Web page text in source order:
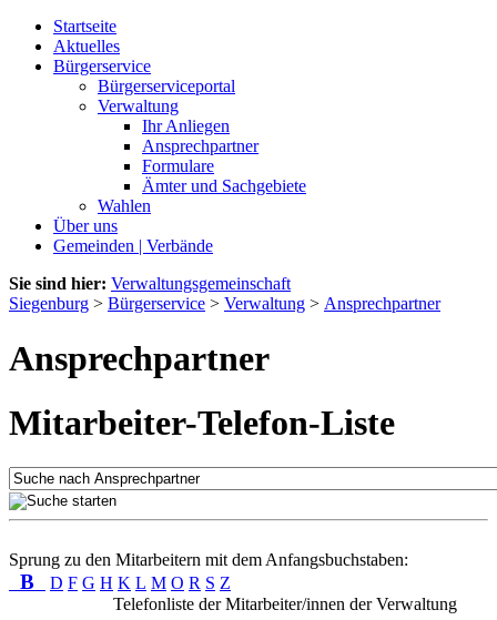
Startseite
Aktuelles
Bürgerservice
Bürgerserviceportal
Verwaltung
Ihr Anliegen
Ansprechpartner
Formulare
Ämter und Sachgebiete
Wahlen
Über uns
Gemeinden | Verbände
Sie sind hier: Verwaltungsgemeinschaft
Siegenburg > Bürgerservice > Verwaltung > Ansprechpartner
Ansprechpartner
Mitarbeiter-Telefon-Liste
Sprung zu den Mitarbeitern mit dem Anfangsbuchstaben:
B D F G H K L M O R S Z
Telefonliste der Mitarbeiter/innen der Verwaltung